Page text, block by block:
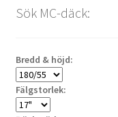
Sök MC-däck:
Bredd & höjd:
Fälgstorlek: